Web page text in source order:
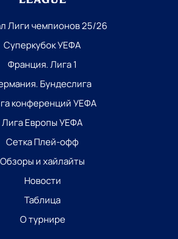
Лиги чемпионов 25/26
Суперкубок УЕФА
Франция. Лига 1
Бундеслига
конференций УЕФА
Лига Европы УЕФА
Сетка Плей-офф
Обзоры и хайлайты
Новости
Таблица
О турнире